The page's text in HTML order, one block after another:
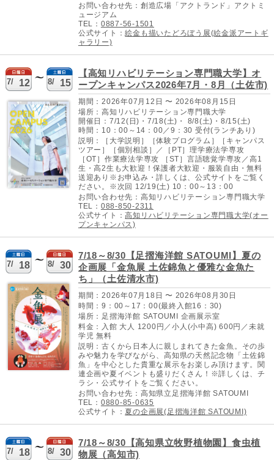
お問い合わせ先：創造広場「アクトランド」アクトミ
ュージアム
TEL： 0887-56-1501
公式サイト：絵金も描いたどろぼう展(絵金派アートギ
ャラリー)
7/ 12 8/ 15
【高知リハビリテーション専門職大学】オ
ープンキャンパス2026年7月・8月（土佐市)
期間：2026年07月12日 〜 2026年08月15日
場所：高知リハビリテーション専門職大学
開催日：7/12(日)・7/18(土)・ 8/8(土)・8/15(土)
時間：10：00～14：00／9：30 受付(ランチあり)
説明：［大学説明］［体験プログラム］［キャンパス
ツアー］［個別相談］／［PT］理学療法学専攻
［OT］作業療法学専攻 ［ST］言語聴覚学専攻／高1
生・高2生も大歓迎！保護者大歓迎・服装自由・無料
送迎あり※お申込み・詳しくは、公式サイトをご覧く
ださい。※次回 12/19(土) 10：00～13：00
お問い合わせ先：高知リハビリテーション専門職大学
TEL： 088-850-2311
公式サイト：高知リハビリテーション専門職大学(オー
プンキャンパス)
7/ 18 8/ 30
7/18～8/30【足摺海洋館 SATOUMI】夏の
企画展「金魚展 土佐錦魚と優雅な金魚た
ち」（土佐清水市)
期間：2026年07月18日 〜 2026年08月30日
時間：9：00～17：00(最終入館16：30)
場所：足摺海洋館 SATOUMI 企画展示室
料金：入館 大人 1200円／小人(小中高) 600円／未就
学児 無料
説明：古くから日本人に親しまれてきた金魚。その歩
みや魅力を学びながら、高知県の天然記念物「土佐錦
魚」を中心とした貴重な展示をお楽しみ頂けます。関
連企画や夏イベントも盛りだくさん！※詳しくは、チ
ラシ・公式サイトをご覧ください。
お問い合わせ先：高知県立足摺海洋館 SATOUMI
TEL： 0880-85-0635
公式サイト： 夏の企画展(足摺海洋館 SATOUMI)
7/ 18 8/ 30
7/18～8/30【高知県立牧野植物園】食虫植
物展（高知市)